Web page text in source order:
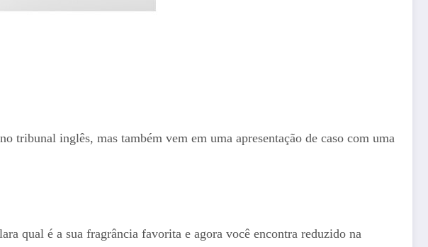
tribunal inglês, mas também vem em uma apresentação de caso com uma
qual é a sua fragrância favorita e agora você encontra reduzido na